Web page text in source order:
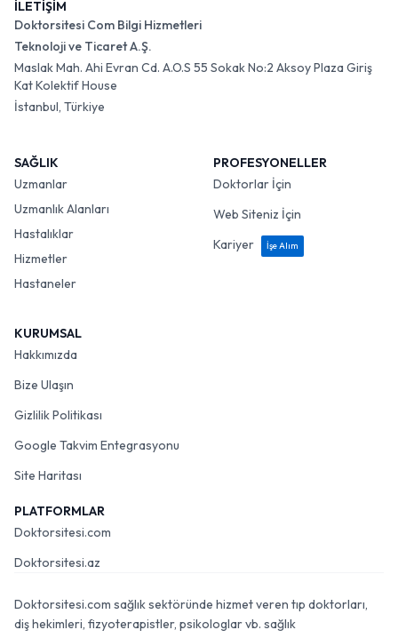
İLETİŞİM
Doktorsitesi Com Bilgi Hizmetleri
Teknoloji ve Ticaret A.Ş.
Maslak Mah. Ahi Evran Cd. A.O.S 55 Sokak No:2 Aksoy Plaza Giriş
Kat Kolektif House
İstanbul, Türkiye
SAĞLIK
Uzmanlar
Uzmanlık Alanları
Hastalıklar
Hizmetler
Hastaneler
PROFESYONELLER
Doktorlar İçin
Web Siteniz İçin
Kariyer
İşe Alım
KURUMSAL
Hakkımızda
Bize Ulaşın
Gizlilik Politikası
Google Takvim Entegrasyonu
Site Haritası
PLATFORMLAR
Doktorsitesi.com
Doktorsitesi.az
Doktorsitesi.com sağlık sektöründe hizmet veren tıp doktorları,
diş hekimleri, fizyoterapistler, psikologlar vb. sağlık